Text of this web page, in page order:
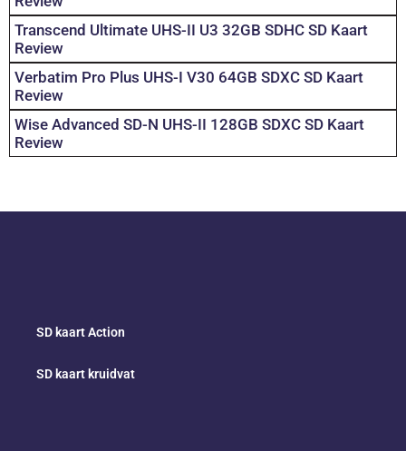
Transcend Ultimate UHS-II U3 32GB SDHC SD Kaart
Review
Verbatim Pro Plus UHS-I V30 64GB SDXC SD Kaart
Review
Wise Advanced SD-N UHS-II 128GB SDXC SD Kaart
Review
SD kaart Action
SD kaart kruidvat